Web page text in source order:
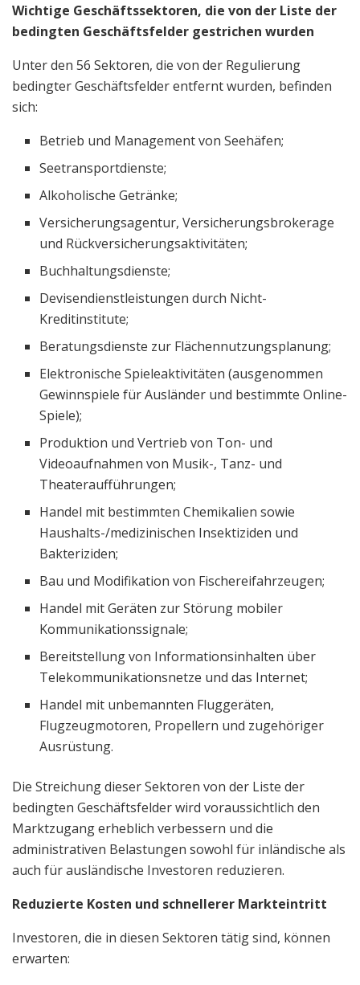
Wichtige Geschäftssektoren, die von der Liste der
bedingten Geschäftsfelder gestrichen wurden
Unter den 56 Sektoren, die von der Regulierung
bedingter Geschäftsfelder entfernt wurden, befinden
sich:
Betrieb und Management von Seehäfen;
Seetransportdienste;
Alkoholische Getränke;
Versicherungsagentur, Versicherungsbrokerage
und Rückversicherungsaktivitäten;
Buchhaltungsdienste;
Devisendienstleistungen durch Nicht-
Kreditinstitute;
Beratungsdienste zur Flächennutzungsplanung;
Elektronische Spieleaktivitäten (ausgenommen
Gewinnspiele für Ausländer und bestimmte Online-
Spiele);
Produktion und Vertrieb von Ton- und
Videoaufnahmen von Musik-, Tanz- und
Theateraufführungen;
Handel mit bestimmten Chemikalien sowie
Haushalts-/medizinischen Insektiziden und
Bakteriziden;
Bau und Modifikation von Fischereifahrzeugen;
Handel mit Geräten zur Störung mobiler
Kommunikationssignale;
Bereitstellung von Informationsinhalten über
Telekommunikationsnetze und das Internet;
Handel mit unbemannten Fluggeräten,
Flugzeugmotoren, Propellern und zugehöriger
Ausrüstung.
Die Streichung dieser Sektoren von der Liste der
bedingten Geschäftsfelder wird voraussichtlich den
Marktzugang erheblich verbessern und die
administrativen Belastungen sowohl für inländische als
auch für ausländische Investoren reduzieren.
Reduzierte Kosten und schnellerer Markteintritt
Investoren, die in diesen Sektoren tätig sind, können
erwarten: